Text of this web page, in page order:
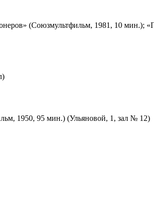
(Союзмультфильм, 1981, 10 мин.);
1950, 95 мин.) (Ульяновой, 1, зал № 12)